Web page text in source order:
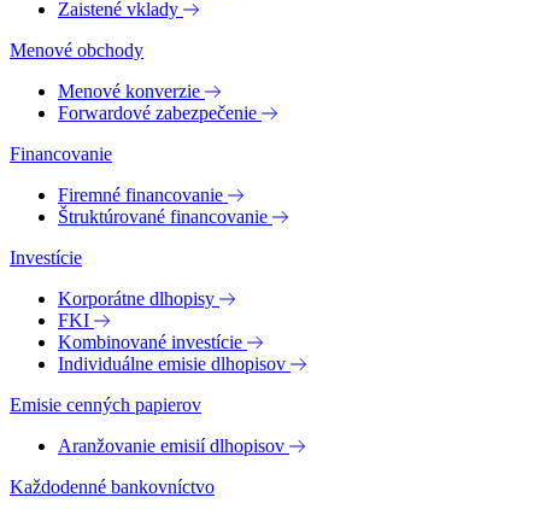
Zaistené vklady
Menové obchody
Menové konverzie
Forwardové zabezpečenie
Financovanie
Firemné financovanie
Štruktúrované financovanie
Investície
Korporátne dlhopisy
FKI
Kombinované investície
Individuálne emisie dlhopisov
Emisie cenných papierov
Aranžovanie emisií dlhopisov
Každodenné bankovníctvo